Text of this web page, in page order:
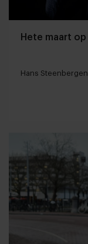
Hete maart
Hans